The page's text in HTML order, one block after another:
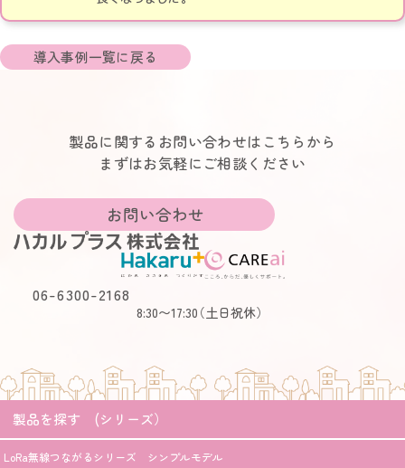
導入事例一覧に戻る
製品に関するお問い合わせはこちらから
まずはお気軽にご相談ください
お問い合わせ
06-6300-2168
8:30〜17:30（土日祝休）
製品を探す (シリーズ）
LoRa無線つながるシリーズ シンプルモデル